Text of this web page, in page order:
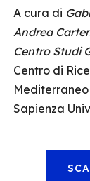
A cura di
Andrea
Centro Studi
Centro di
Mediterraneo
Sapienza